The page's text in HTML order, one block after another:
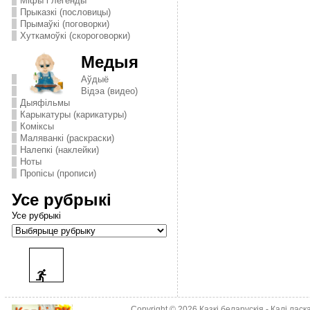
Прыказкі (пословицы)
Прымаўкі (поговорки)
Хуткамоўкі (скороговорки)
Медыя
Аўдыё
Відэа (видео)
Дыяфільмы
Карыкатуры (карикатуры)
Комiксы
Маляванкі (раскраски)
Налепкі (наклейки)
Ноты
Пропісы (прописи)
Усе рубрыкі
Усе рубрыкі